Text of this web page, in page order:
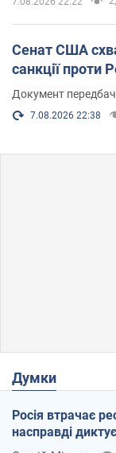
Сенат США
санкції проти
Документ
7.08.2026 22:38
Думки
Росія втрачає
насправді